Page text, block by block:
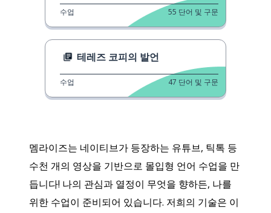
멤라이즈는 네이티브가 등장하는 유튜브, 틱톡 등
수천 개의 영상을 기반으로 몰입형 언어 수업을 만
듭니다! 나의 관심과 열정이 무엇을 향하든, 나를
위한 수업이 준비되어 있습니다. 저희의 기술은 이
수업 55 단어 및 구문
테레즈 코피의 발언
수업 47 단어 및 구문